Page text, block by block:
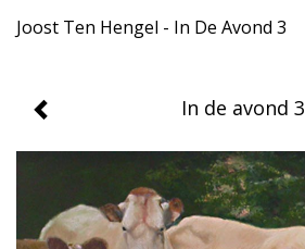
Joost Ten Hengel - In De Avond 3
In de avond 3